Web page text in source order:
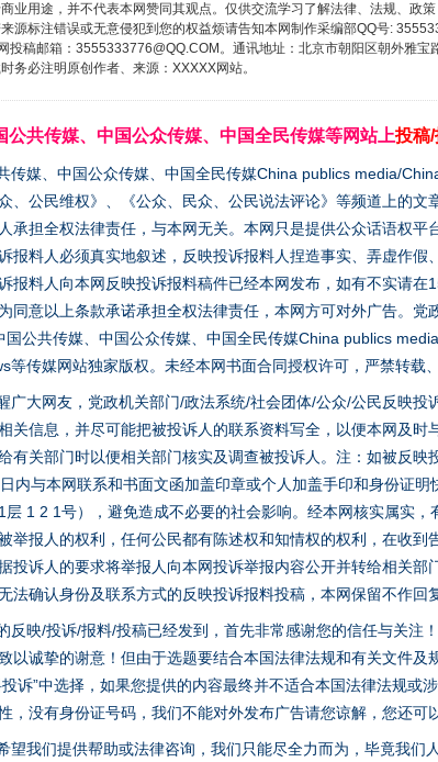
业用途，并不代表本网赞同其观点。仅供交流学习了解法律、法规、政
源标注错误或无意侵犯到您的权益烦请告知本网制作采编部QQ号:
投稿邮箱：3555333776@QQ.COM。通讯地址：北京市朝阳区朝外雅
务必注明原创作者、来源：XXXXX网站。
公共传媒、中国公众传媒、中国全民传媒等网站上投稿/
传媒、中国公众传媒、中国全民传媒China publics media/
众、公民维权》、《公众、民众、公民说法评论》等频道上的
承担全权法律责任，与本网无关。本网只是提供公众话语权
报料人必须真实地叙述，反映投诉报料人捏造事实、弄虚作
报料人向本网反映投诉报料稿件已经本网发布，如有不实请
同意以上条款承诺承担全权法律责任，本网方可对外广告。
国公共传媒、中国公众传媒、中国全民传媒China publics
等传媒网站独家版权。未经本网书面合同授权许可，严禁转载
广大网友，党政机关部门/政法系统/社会团体/公众/公民反映
关信息，并尽可能把被投诉人的联系资料写全，以便本网及
有关部门时以便相关部门核实及调查被投诉人。注：如被反
内与本网联系和书面文函加盖印章或个人加盖手印和身份证
层 1 2 1号），避免造成不必要的社会影响。经本网核实属实
举报人的权利，任何公民都有陈述权和知情权的权利，在收
投诉人的要求将举报人向本网投诉举报内容公开并转给相关
法确认身份及联系方式的反映投诉报料投稿，本网保留不作回
反映/投诉/报料/投稿已经发到，首先非常感谢您的信任与关注
以诚挚的谢意！但由于选题要结合本国法律法规和有关文件
诉”中选择，如果您提供的内容最终并不适合本国法律法规
，没有身份证号码，我们不能对外发布广告请您谅解，您还可
望我们提供帮助或法律咨询，我们只能尽全力而为，毕竟我
购药对药下症？